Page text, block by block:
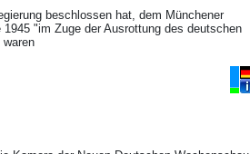
beschlossen hat, dem Münchener
"im Zuge der Ausrottung des deutschen